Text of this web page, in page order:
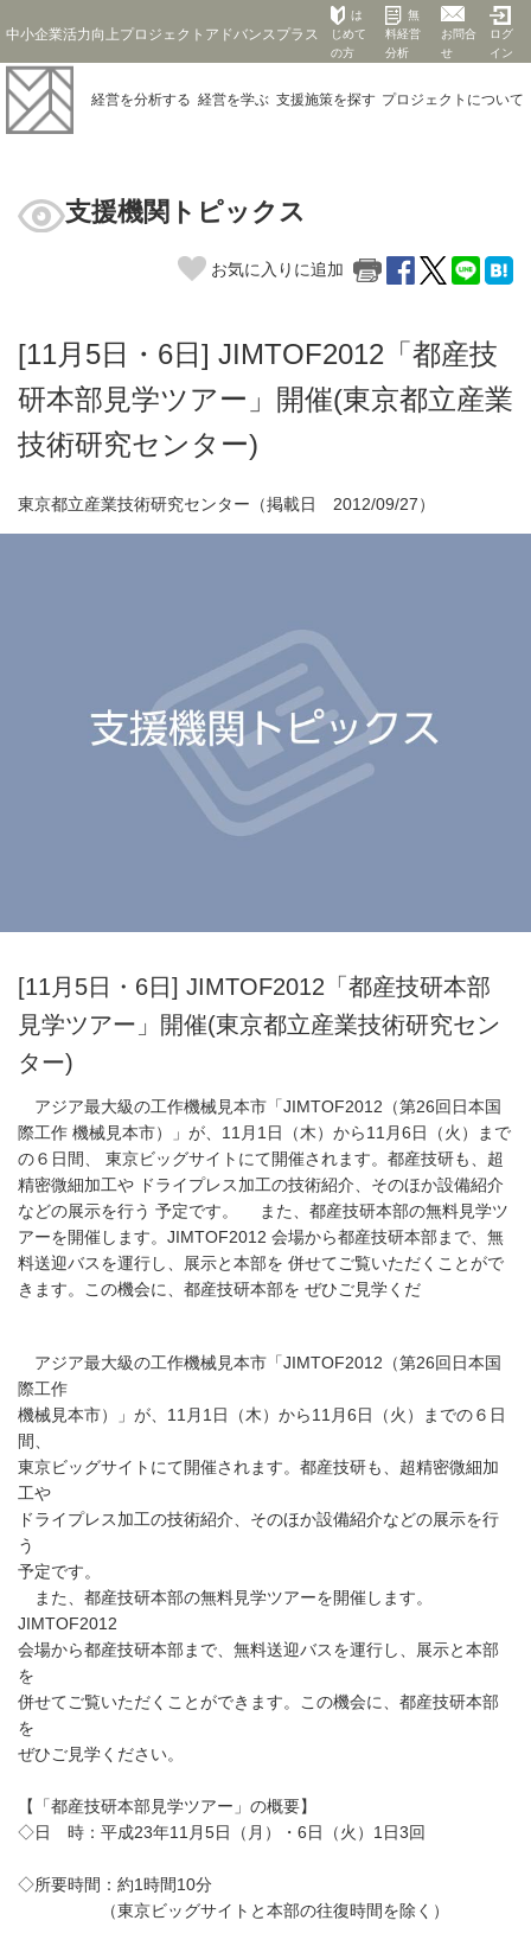
中小企業活力向上プロジェクトアドバンスプラス
は
じめて
の方
無
料経営
分析
お問合
せ
ログ
イン
経営を分析する 経営を学ぶ 支援施策を探す プロジェクト について
支援機関トピックス
お気に入りに追加
[11月5日・6日] JIMTOF2012「都産技
研本部見学ツアー」開催(東京都立産業
技術研究センター)
東京都立産業技術研究センター（掲載日 2012/09/27）
[11月5日・6日] JIMTOF2012「都産技研本部
見学ツアー」開催(東京都立産業技術研究セン
ター)
アジア最大級の工作機械見本市「JIMTOF2012（第26回日本国
際工作 機械見本市）」が、11月1日（木）から11月6日（火）まで
の６日間、 東京ビッグサイトにて開催されます。都産技研も、超
精密微細加工や ドライプレス加工の技術紹介、そのほか設備紹介
などの展示を行う 予定です。 また、都産技研本部の無料見学ツ
アーを開催します。JIMTOF2012 会場から都産技研本部まで、無
料送迎バスを運行し、展示と本部を 併せてご覧いただくことがで
きます。この機会に、都産技研本部を ぜひご見学くだ
アジア最大級の工作機械見本市「JIMTOF2012（第26回日本国
際工作
機械見本市）」が、11月1日（木）から11月6日（火）までの６日
間、
東京ビッグサイトにて開催されます。都産技研も、超精密微細加
工や
ドライプレス加工の技術紹介、そのほか設備紹介などの展示を行
う
予定です。
また、都産技研本部の無料見学ツアーを開催します。
JIMTOF2012
会場から都産技研本部まで、無料送迎バスを運行し、展示と本部
を
併せてご覧いただくことができます。この機会に、都産技研本部
を
ぜひご見学ください。
【「都産技研本部見学ツアー」の概要】
◇日 時：平成23年11月5日（月）・6日（火）1日3回
◇所要時間：約1時間10分
（東京ビッグサイトと本部の往復時間を除く）